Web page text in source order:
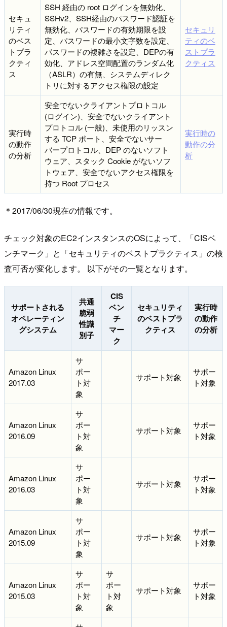
セキュ
リティ
のベス
トプラ
クティ
ス
SSH 経由の root ログインを無効化、
SSHv2、SSH経由のパスワード認証を
無効化、パスワードの有効期限を設
定、パスワードの最小文字数を設定、
パスワードの複雑さを設定、DEPの有
効化、アドレス空間配置のランダム化
（ASLR）の有無、システムディレク
トリに対するアクセス権限の設定
セキュリ
ティのベ
ストプラ
クティス
実行時
の動作
の分析
安全でないクライアントプロトコル
(ログイン)、安全でないクライアント
プロトコル (一般)、未使用のリッスン
する TCP ポート、安全でないサー
バープロトコル、DEP のないソフト
ウェア、スタック Cookie がないソフ
トウェア、安全でないアクセス権限を
持つ Root プロセス
実行時の
動作の分
析
＊2017/06/30現在の情報です。
チェック対象のEC2インスタンスのOSによって、「CISベ
ンチマーク」と「セキュリティのベストプラクティス」の検
査可否が変化します。 以下がその一覧となります。
サポートされる
オペレーティン
グシステム
共通
脆弱
性識
別子
CIS
ベン
チ
マー
ク
セキュリティ
のベストプラ
クティス
実行時
の動作
の分析
Amazon Linux
2017.03
サ
ポー
ト対
象
サポート対象
サポー
ト対象
Amazon Linux
2016.09
サ
ポー
ト対
象
サポート対象
サポー
ト対象
Amazon Linux
2016.03
サ
ポー
ト対
象
サポート対象
サポー
ト対象
Amazon Linux
2015.09
サ
ポー
ト対
象
サポート対象
サポー
ト対象
Amazon Linux
2015.03
サ
ポー
ト対
象
サ
ポー
ト対
象
サポート対象
サポー
ト対象